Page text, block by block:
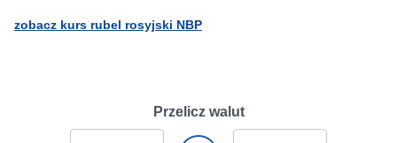
zobacz kurs rubel rosyjski NBP
Przelicz walut